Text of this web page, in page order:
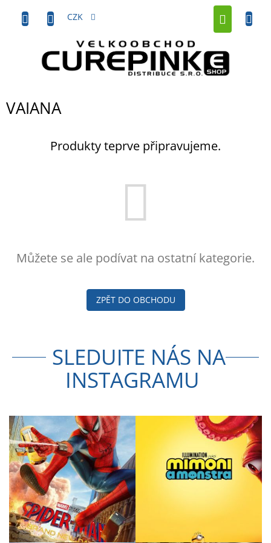
obsah
CZK
VAIANA
Produkty teprve připravujeme.
Můžete se ale podívat na ostatní kategorie.
ZPĚT DO OBCHODU
SLEDUJTE NÁS NA
INSTAGRAMU